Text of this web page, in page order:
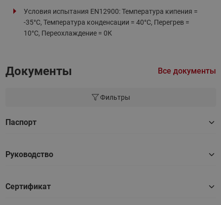
Условия испытания EN12900: Температура кипения =
-35°С, Температура конденсации = 40°С, Перегрев =
10°С, Переохлаждение = 0К
Документы Все документы
Фильтры
Паспорт
Руководство
Сертификат